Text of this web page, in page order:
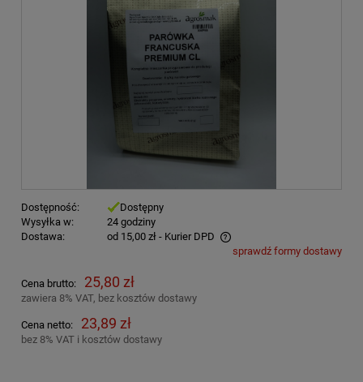
Dostępność:
Dostępny
Wysyłka w:
24 godziny
Dostawa:
od 15,00 zł - Kurier DPD
Cena nie zawiera ewentualnych kosztów płatnościsprawdź formy dostawy
Cena brutto: 25,80 zł
zawiera 8% VAT, bez kosztów dostawy
Cena netto: 23,89 zł
bez 8% VAT i kosztów dostawy